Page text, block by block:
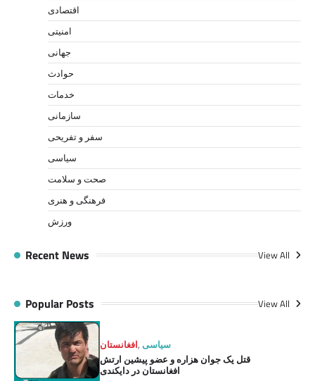
اقتصادی
امنیتی
جهانی
حوادث
خدمات
سازمانی
سفر و تفریحی
سیاسی
صحت و سلامت
فرهنگی و هنری
ورزش
Recent News View All
Popular Posts View All
افغانستان,سیاسی
قتل یک جوان هزاره و عضو پیشین ارتش
افغانستان در دایکندی